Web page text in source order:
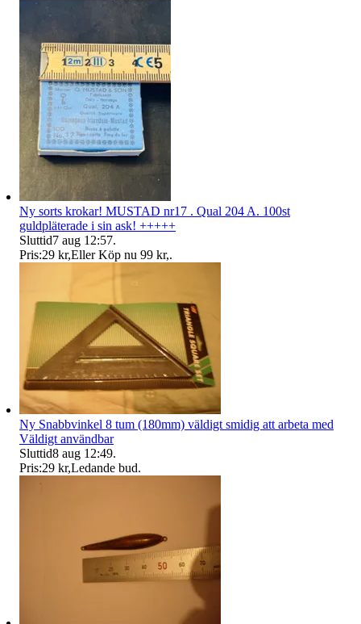
Ny sorts krokar! MUSTAD nr17 . Qual 204 A. 100st
guldpläterade i sin ask! +++++
Sluttid7 aug 12:57.
Pris:29 kr,Eller Köp nu 99 kr,.
Ny Snabbvinkel 8 tum (180mm) väldigt smidig att arbeta med
Väldigt användbar
Sluttid8 aug 12:49.
Pris:29 kr,Ledande bud.